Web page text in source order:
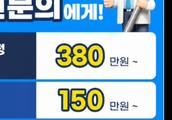
새이치과
사후 관리까지
료하기 위해 노력합니다.